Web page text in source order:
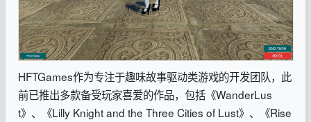
HFTGames作为专注于趣味故事驱动类游戏的开发团队，此
前已推出多款备受玩家喜爱的作品，包括《WanderLus
t》、《Lilly Knight and the Three Cities of Lust》、《Rise